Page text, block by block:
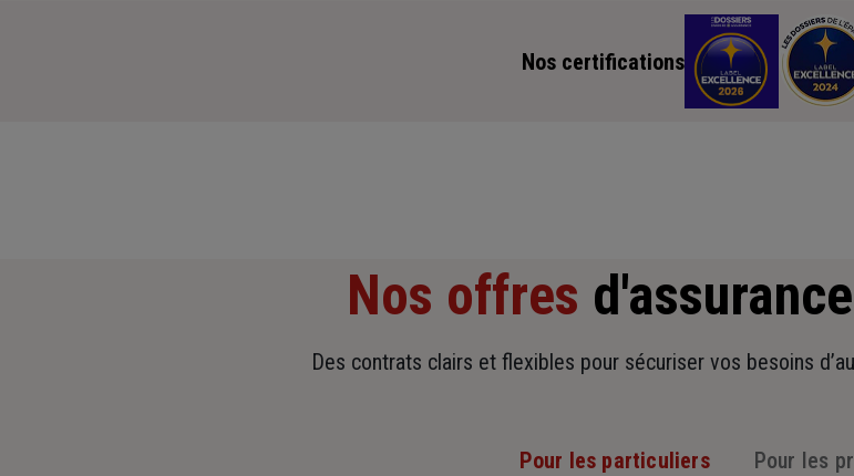
Nos certifications
Nos offres
Des contrats clairs et flexibles pour sécuriser vos besoins
Pour les particuliers Pour les